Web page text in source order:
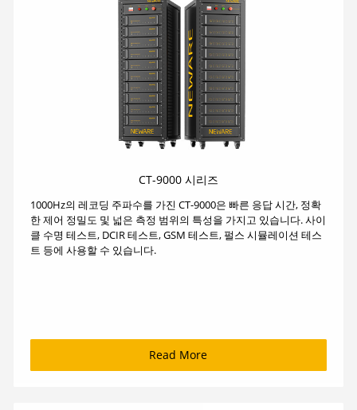
CT-9000 시리즈
1000Hz의 레코딩 주파수를 가진 CT-9000은 빠른 응답 시간, 정확
한 제어 정밀도 및 넓은 측정 범위의 특성을 가지고 있습니다. 사이
클 수명 테스트, DCIR 테스트, GSM 테스트, 펄스 시뮬레이션 테스
트 등에 사용할 수 있습니다.
Read More